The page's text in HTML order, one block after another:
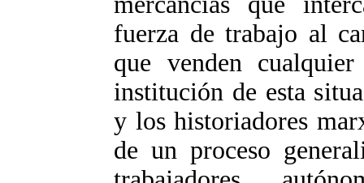
fuerza de trabajo al
que venden
institución de esta
y los historiadores
de un proceso